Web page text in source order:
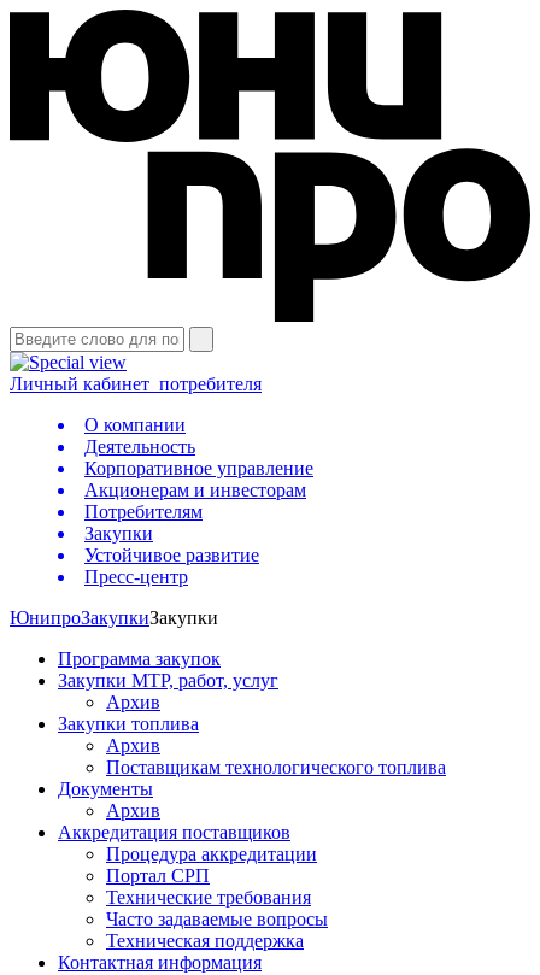
Личный кабинет потребителя
О компании
Деятельность
Корпоративное управление
Акционерам и инвесторам
Потребителям
Закупки
Устойчивое развитие
Пресс-центр
ЮнипроЗакупкиЗакупки
Программа закупок
Закупки МТР, работ, услуг
Архив
Закупки топлива
Архив
Поставщикам технологического топлива
Документы
Архив
Аккредитация поставщиков
Процедура аккредитации
Портал СРП
Технические требования
Часто задаваемые вопросы
Техническая поддержка
Контактная информация